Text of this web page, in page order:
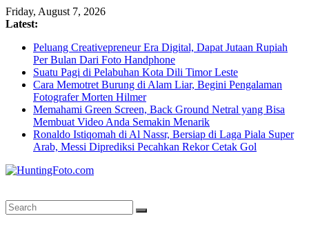
Skip
to
Friday, August 7, 2026
Latest:
Peluang Creativepreneur Era Digital, Dapat Jutaan Rupiah
Per Bulan Dari Foto Handphone
Suatu Pagi di Pelabuhan Kota Dili Timor Leste
Cara Memotret Burung di Alam Liar, Begini Pengalaman
Fotografer Morten Hilmer
Memahami Green Screen, Back Ground Netral yang Bisa
Membuat Video Anda Semakin Menarik
Ronaldo Istiqomah di Al Nassr, Bersiap di Laga Piala Super
Arab, Messi Diprediksi Pecahkan Rekor Cetak Gol